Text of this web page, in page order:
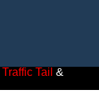
Traffic Tail &